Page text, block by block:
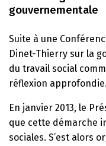
gouvernementale
Suite à une
Dinet-Thierry sur la
du travail social
réflexion approfondie.
En janvier 2013, le
que cette démarche
sociales. S’est alors